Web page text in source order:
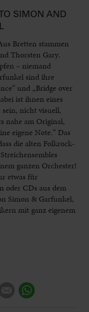
SIMON AND
Bretten stammen
Thorsten Gary.
– niemand
sind ihre
und „Bridge over
ist ihnen eines
nicht visuell,
nahe am Original,
eigene Note.“ Das
die alten Folkrock-
ganzen Orchester!
etwas für
oder CDs aus dem
Simon & Garfunkel,
mit ganz eigenem
E-mail